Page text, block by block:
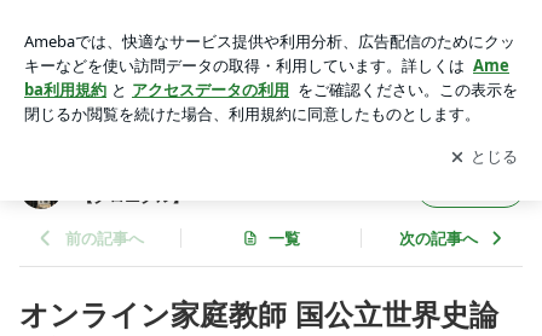
界史専門塾】世界史論述専門ちゃんねる【クロニクル】
アプリをダウンロードして ブログの更新通知
を受け取りまし
ょう。
開く
【クロニクル】
前の記事へ 一覧 次の記事へ
オンライン家庭教師 国公立世界史論